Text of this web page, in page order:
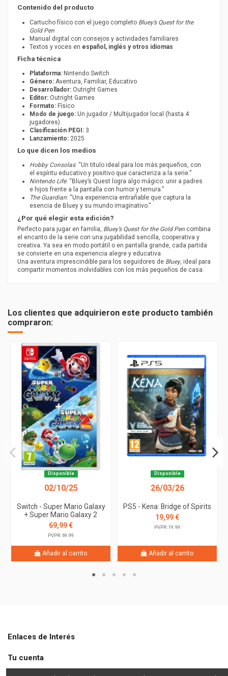
Contenido del producto
Cartucho físico con el juego completo Bluey’s Quest for the
Gold Pen
Manual digital con consejos y actividades familiares
Textos y voces en español, inglés y otros idiomas
Ficha técnica
Plataforma: Nintendo Switch
Género: Aventura, Familiar, Educativo
Desarrollador: Outright Games
Editor: Outright Games
Formato: Físico
Modo de juego: Un jugador / Multijugador local (hasta 4
jugadores)
Clasificación PEGI: 3
Lanzamiento: 2025
Lo que dicen los medios
Hobby Consolas: “Un título ideal para los más pequeños, con
el espíritu educativo y positivo que caracteriza a la serie.”
Nintendo Life: “Bluey’s Quest logra algo mágico: unir a padres
e hijos frente a la pantalla con humor y ternura.”
The Guardian: “Una experiencia entrañable que captura la
esencia de Bluey y su mundo imaginativo.”
¿Por qué elegir esta edición?
Perfecto para jugar en familia, Bluey’s Quest for the Gold Pen combina
el encanto de la serie con una jugabilidad sencilla, cooperativa y
creativa. Ya sea en modo portátil o en pantalla grande, cada partida
se convierte en una experiencia alegre y educativa.
Una aventura imprescindible para los seguidores de Bluey, ideal para
compartir momentos inolvidables con los más pequeños de casa.
Los clientes que adquirieron este producto también
compraron:
Disponible
02/10/25
Switch - Super Mario Galaxy
+ Super Mario Galaxy 2
69,99 €
PVPR: 69.99
Añadir al carrito
Disponible
26/03/26
PS5 - Kena: Bridge of Spirits
19,99 €
PVPR: 19.99
Añadir al carrito
Enlaces de Interés
Tu cuenta